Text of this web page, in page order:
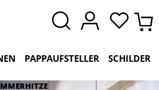
PAPPAUFSTELLER SCHILDER